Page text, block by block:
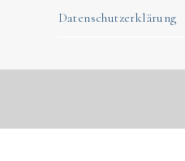
Datenschutzerklärung